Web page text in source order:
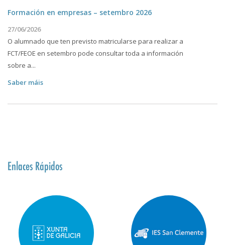
Formación en empresas – setembro 2026
27/06/2026
O alumnado que ten previsto matricularse para realizar a
FCT/FEOE en setembro pode consultar toda a información
sobre a...
Saber máis
Enlaces Rápidos